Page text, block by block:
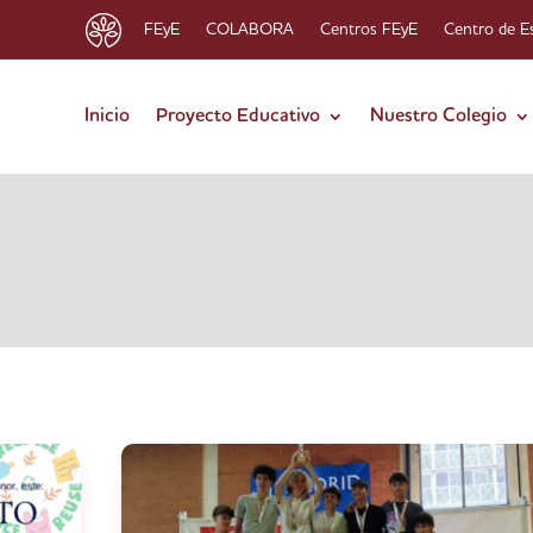
FEyE COLABORA Centros FEyE Centro de
Inicio Proyecto Educativo Nuestro Colegio